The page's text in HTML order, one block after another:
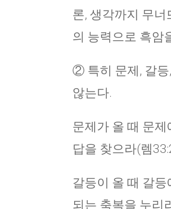
론, 생각까지 무
의 능력으로 흑암
② 특히 문제, 갈등
않는다.
문제가 올 때 문
답을 찾으라(렘
갈등이 올 때 갈
되는 축복을 누리